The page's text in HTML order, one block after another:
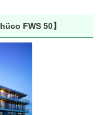
FWS 50】